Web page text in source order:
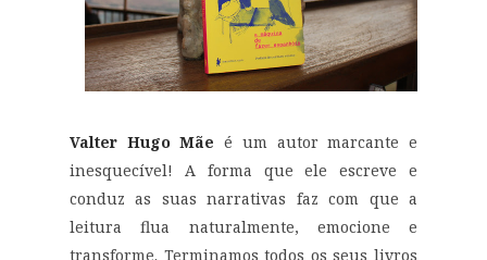
Valter Hugo Mãe é um autor marcante e
inesquecível! A forma que ele escreve e
conduz as suas narrativas faz com que a
leitura flua naturalmente, emocione e
transforme. Terminamos todos os seus livros